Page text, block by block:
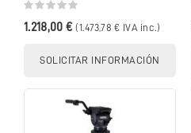
1.218,00 € (1.473,78 € IVA inc.)
SOLICITAR INFORMACIÓN